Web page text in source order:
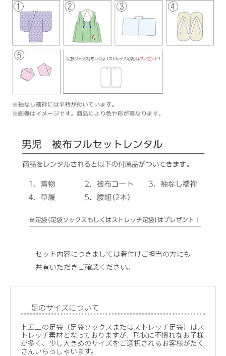
セット内容につきましては着付けご担当の方にも
共有いただきご確認ください。
足のサイズについて
七五三の足袋（足袋ソックスまたはストレッチ足袋）はス
トレッチ素材となっておりますが、形状に不慣れなお子様
が多く、少し大きめのサイズをご選択されるお客様がたく
さんいらっしゃいます。